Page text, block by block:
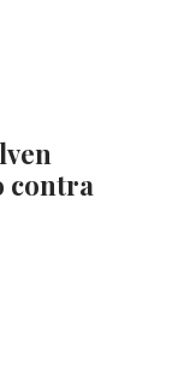
contra